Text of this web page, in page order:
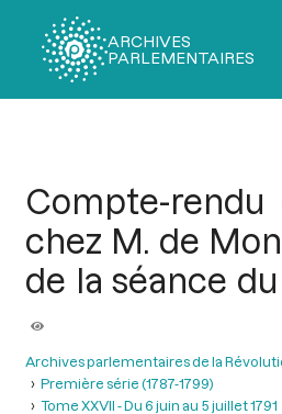
ARCHIVES
PARLEMENTAIRES
Compte-
chez M. de
de la séance du
Archives parlementaires de la
Première série (1787-1799)
Tome XXVII - Du 6 juin au 5 juillet 1791